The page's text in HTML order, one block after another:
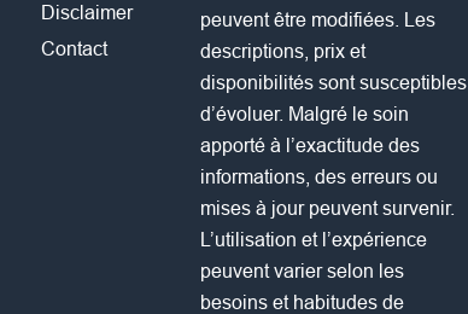
Disclaimer
Contact
peuvent être modifiées. Les
descriptions, prix et
disponibilités sont susceptibles
d’évoluer. Malgré le soin
apporté à l’exactitude des
informations, des erreurs ou
mises à jour peuvent survenir.
L’utilisation et l’expérience
peuvent varier selon les
besoins et habitudes de